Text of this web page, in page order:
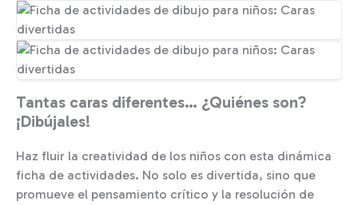
Tantas caras diferentes… ¿Quiénes son?
¡Dibújales!
Haz fluir la creatividad de los niños con esta dinámica
ficha de actividades. No solo es divertida, sino que
promueve el pensamiento crítico y la resolución de